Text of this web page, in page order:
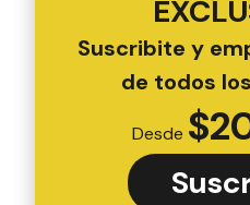
Suscribite y
de todos
Desde $